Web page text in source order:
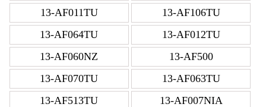
13-AF011TU
13-AF106TU
13-AF064TU
13-AF012TU
13-AF060NZ
13-AF500
13-AF070TU
13-AF063TU
13-AF513TU
13-AF007NIA